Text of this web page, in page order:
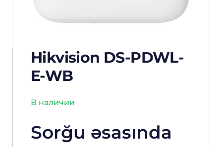
Hikvision DS-PDWL-
E-WB
В наличии
Sorğu əsasında